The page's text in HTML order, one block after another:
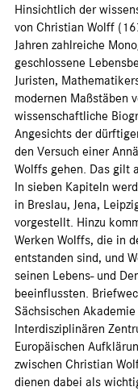
Hinsichtlich der
von Christian Wolff
Jahren zahlreiche
geschlossene
Juristen,
modernen Maßstäben
wissenschaftliche
Angesichts der
den Versuch einer
Wolffs gehen. Das gilt
In sieben Kapiteln
in Breslau, Jena,
vorgestellt. Hinzu
Werken Wolffs, die in
entstanden sind, und
seinen Lebens- und
beeinflussten.
Sächsischen
Interdisziplinären
Europäischen
zwischen Christian
dienen dabei als